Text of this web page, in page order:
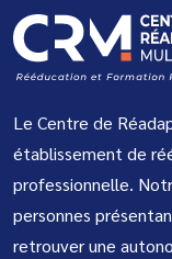
Le Centre de
établissement de
professionnelle.
personnes
retrouver une